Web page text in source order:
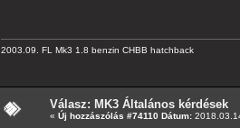
2003.09. FL Mk3 1.8 benzin CHBB hatchback
Válasz: MK3 Általános kérdések
« Új hozzászólás #74110 Dátum: